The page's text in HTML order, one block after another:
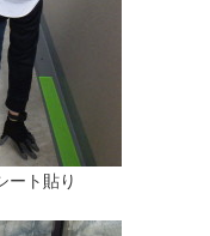
ト貼り